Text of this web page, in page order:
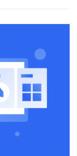
能够快速响应市场